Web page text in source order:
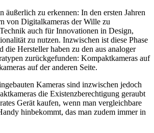
äußerlich zu erkennen: In den ersten Jahren
von Digitalkameras der Wille zu
auch für Innovationen in Design,
zu nutzen. Inzwischen ist diese Phase
die Hersteller haben zu den aus analoger
zurückgefunden: Kompaktkameras auf
auf der anderen Seite.
Kameras sind inzwischen jedoch
die Existenzberechtigung geraubt
Gerät kaufen, wenn man vergleichbare
hinbekommt, das man zudem immer in